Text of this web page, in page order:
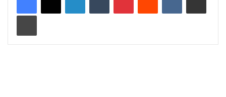
mais organizado e seguro na cidade.
Post Views: 118